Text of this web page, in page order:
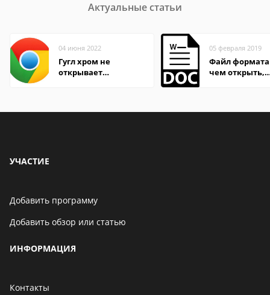
Актуальные статьи
04 июня 2022
Гугл хром не
открывает
05 февраля 2019
Файл формата
чем открыть,
УЧАСТИЕ
Добавить программу
Добавить обзор или статью
ИНФОРМАЦИЯ
Контакты